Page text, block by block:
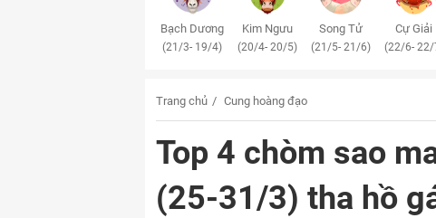
Bạch Dương
(21/3- 19/4)
Kim Ngưu
(20/4- 20/5)
Song Tử
(21/5- 21/6)
Cự Giải
(22/6- 22/
Trang chủ Cung hoàng đạo
Top 4 chòm sao
(25-31/3) tha hồ